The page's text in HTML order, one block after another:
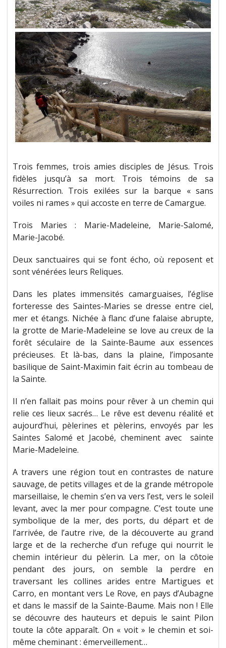
Trois femmes, trois amies disciples de Jésus. Trois
fidèles jusqu’à sa mort. Trois témoins de sa
Résurrection. Trois exilées sur la barque « sans
voiles ni rames » qui accoste en terre de Camargue.
Trois Maries : Marie-Madeleine, Marie-Salomé,
Marie-Jacobé.
Deux sanctuaires qui se font écho, où reposent et
sont vénérées leurs Reliques.
Dans les plates immensités camarguaises, l’église
forteresse des Saintes-Maries se dresse entre ciel,
mer et étangs. Nichée à flanc d’une falaise abrupte,
la grotte de Marie-Madeleine se love au creux de la
forêt séculaire de la Sainte-Baume aux essences
précieuses. Et là-bas, dans la plaine, l’imposante
basilique de Saint-Maximin fait écrin au tombeau de
la Sainte.
Il n’en fallait pas moins pour rêver à un chemin qui
relie ces lieux sacrés… Le rêve est devenu réalité et
aujourd’hui, pèlerines et pèlerins, envoyés par les
Saintes Salomé et Jacobé, cheminent avec sainte
Marie-Madeleine.
A travers une région tout en contrastes de nature
sauvage, de petits villages et de la grande métropole
marseillaise, le chemin s’en va vers l’est, vers le soleil
levant, avec la mer pour compagne. C’est toute une
symbolique de la mer, des ports, du départ et de
l’arrivée, de l’autre rive, de la découverte au grand
large et de la recherche d’un refuge qui nourrit le
chemin intérieur du pèlerin. La mer, on la côtoie
pendant des jours, on semble la perdre en
traversant les collines arides entre Martigues et
Carro, en montant vers Le Rove, en pays d’Aubagne
et dans le massif de la Sainte-Baume. Mais non ! Elle
se découvre des hauteurs et depuis le saint Pilon
toute la côte apparaît. On « voit » le chemin et soi-
même cheminant : émerveillement…